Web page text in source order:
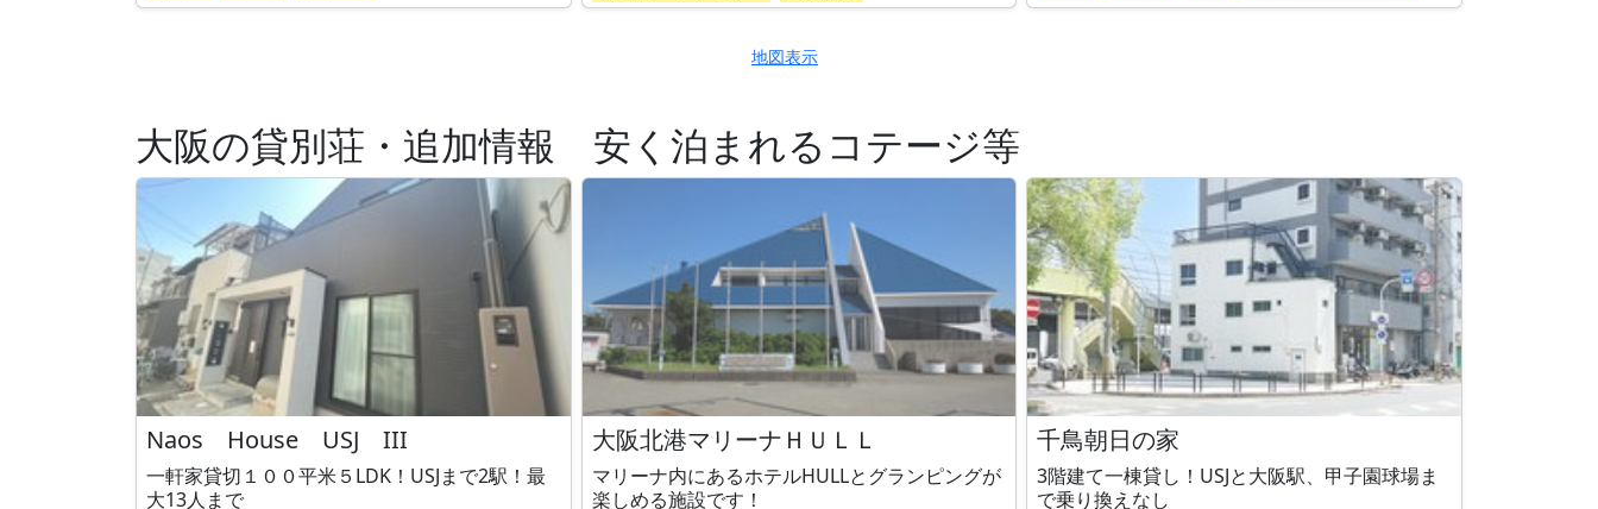
地図表示
大阪の貸別荘・追加情報 安く泊まれるコテージ等
Naos House USJ III
一軒家貸切１００平米５LDK！USJまで2駅！最
大13人まで
大阪北港マリーナＨＵＬＬ
マリーナ内にあるホテルHULLとグランピングが
楽しめる施設です！
千鳥朝日の家
3階建て一棟貸し！USJと大阪駅、甲子園球場ま
で乗り換えなし